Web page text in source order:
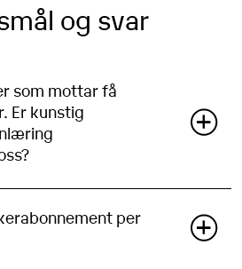
og svar
som mottar få
Er kunstig
deres klienter og benytte
seg på tvers av alle klientene
å slå sammen klientdata,
av et høyere fakturavolum
per